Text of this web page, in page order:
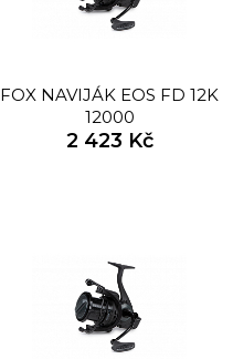
FOX NAVIJÁK EOS FD 12K
12000
2 423 Kč